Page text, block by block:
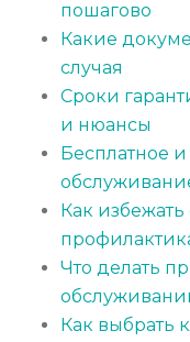
пошагово
Какие
случая
Сроки
и нюансы
Бесплатное
Как избежать
Что делать
Как выбрать